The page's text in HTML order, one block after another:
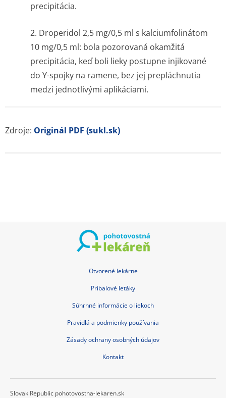
precipitácia.
2. Droperidol 2,5 mg/0,5 ml s kalciumfolinátom
10 mg/0,5 ml: bola pozorovaná okamžitá
precipitácia, keď boli lieky postupne injikované
do Y-spojky na ramene, bez jej prepláchnutia
medzi jednotlivými aplikáciami.
Zdroje: Originál PDF (sukl.sk)
Otvorené lekárne
Príbalové letáky
Súhrnné informácie o liekoch
Pravidlá a podmienky používania
Zásady ochrany osobných údajov
Kontakt
Slovak Republic pohotovostna-lekaren.sk